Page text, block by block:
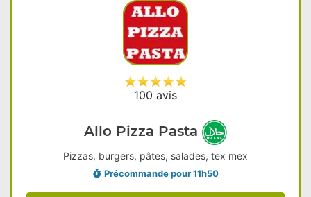
100 avis
Allo Pizza Pasta
Pizzas, burgers, pâtes, salades, tex mex
Précommande pour 11h50